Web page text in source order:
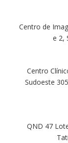
Centro de
e 2,
Centro
Sudoeste
QND 47